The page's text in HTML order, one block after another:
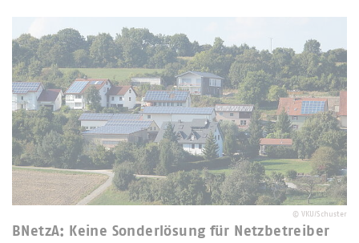
© VKU/Schuster
BNetzA: Keine Sonderlösung für Netzbetreiber